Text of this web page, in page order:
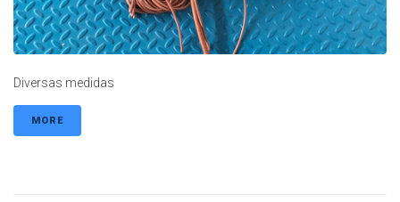
Diversas medidas
MORE